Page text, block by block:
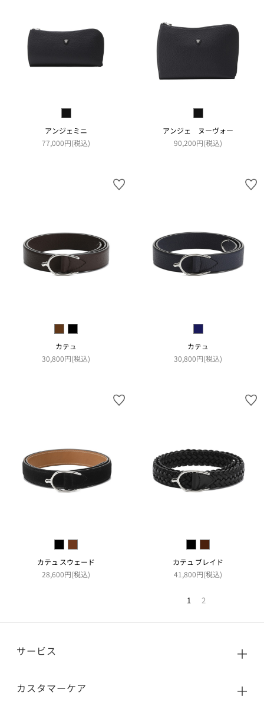
アンジェミニ
77,000円(税込)
アンジェ ヌーヴォー
90,200円(税込)
カテュ
30,800円(税込)
カテュ
30,800円(税込)
カテュ スウェード
28,600円(税込)
カテュ ブレイド
41,800円(税込)
1 2
サービス
カスタマーケア